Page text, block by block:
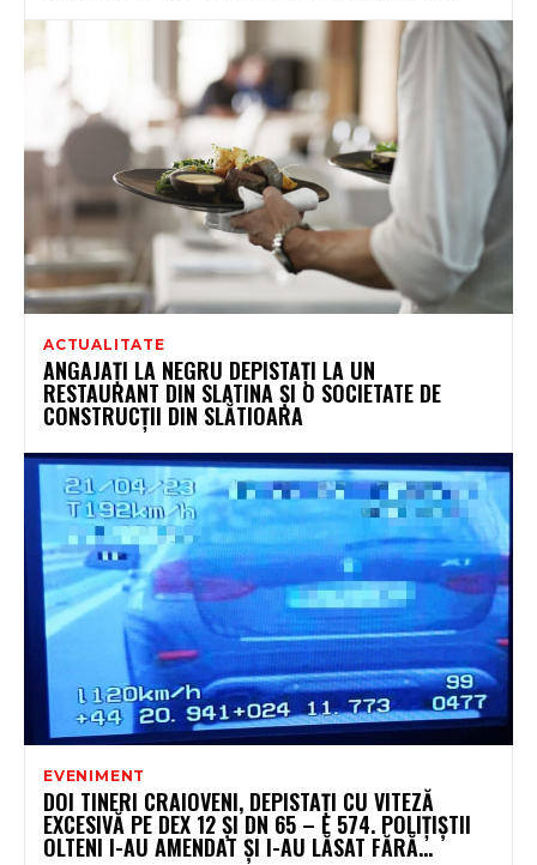
ACTUALITATE
ANGAJAȚI LA NEGRU DEPISTAȚI LA UN
RESTAURANT DIN SLATINA ȘI O SOCIETATE DE
CONSTRUCȚII DIN SLĂTIOARA
EVENIMENT
DOI TINERI CRAIOVENI, DEPISTAȚI CU VITEZĂ
EXCESIVĂ PE DEX 12 ȘI DN 65 – E 574. POLIȚIȘTII
OLTENI I-AU AMENDAT ȘI I-AU LĂSAT FĂRĂ...